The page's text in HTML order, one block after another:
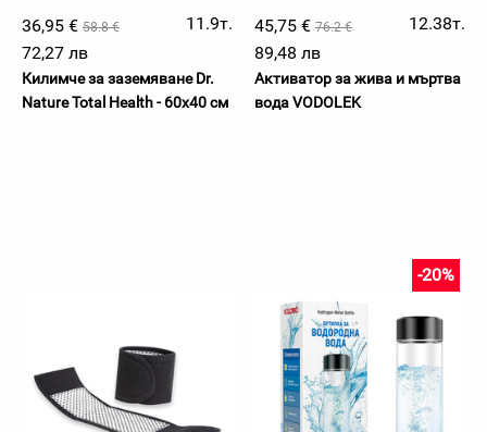
36,95 € 58.8 €
11.9т.
72,27 лв
Килимче за заземяване Dr.
Nature Total Health - 60x40 см
45,75 € 76.2 €
12.38т.
89,48 лв
Активатор за жива и мъртва
вода VODOLEK
-20%